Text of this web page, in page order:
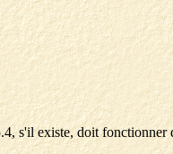
s'il existe, doit fonctionner